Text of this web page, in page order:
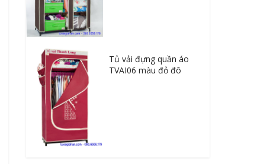
Tủ vải đựng quần áo
TVAI06 màu đỏ đô